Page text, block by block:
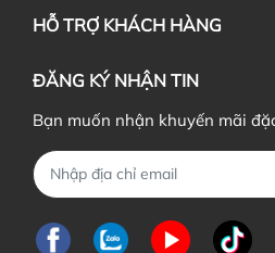
HỖ TRỢ KHÁCH HÀNG
ĐĂNG KÝ NHẬN TIN
Bạn muốn nhận khuyến mãi